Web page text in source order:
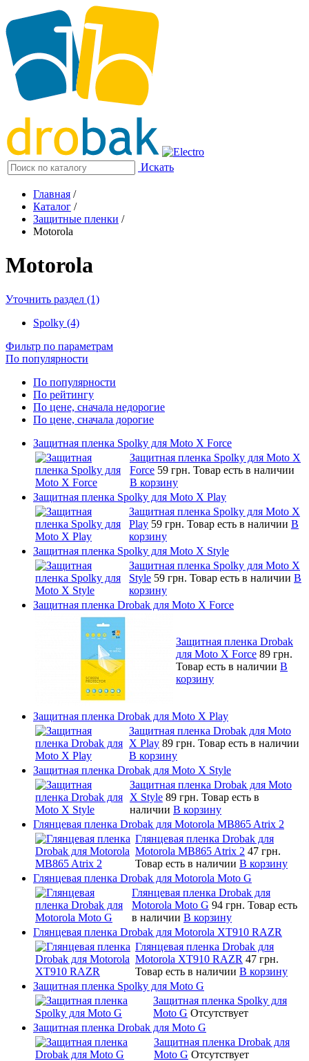
Искать
Главная /
Каталог /
Защитные пленки /
Motorola
Motorola
Уточнить раздел (1)
Spolky (4)
Фильтр по параметрам
По популярности
По популярности
По рейтингу
По цене, сначала недорогие
По цене, сначала дорогие
Защитная пленка Spolky для Moto X Force
Защитная пленка Spolky для Moto X
Force 59 грн. Товар есть в наличии
В корзину
Защитная пленка Spolky для Moto X Play
Защитная пленка Spolky для Moto X
Play 59 грн. Товар есть в наличии В
корзину
Защитная пленка Spolky для Moto X Style
Защитная пленка Spolky для Moto X
Style 59 грн. Товар есть в наличии В
корзину
Защитная пленка Drobak для Moto X Force
Защитная пленка Drobak
для Moto X Force 89 грн.
Товар есть в наличии В
корзину
Защитная пленка Drobak для Moto X Play
Защитная пленка Drobak для Moto
X Play 89 грн. Товар есть в наличии
В корзину
Защитная пленка Drobak для Moto X Style
Защитная пленка Drobak для Moto
X Style 89 грн. Товар есть в
наличии В корзину
Глянцевая пленка Drobak для Motorola MB865 Atrix 2
Глянцевая пленка Drobak для
Motorola MB865 Atrix 2 47 грн.
Товар есть в наличии В корзину
Глянцевая пленка Drobak для Motorola Moto G
Глянцевая пленка Drobak для
Motorola Moto G 94 грн. Товар есть
в наличии В корзину
Глянцевая пленка Drobak для Motorola XT910 RAZR
Глянцевая пленка Drobak для
Motorola XT910 RAZR 47 грн.
Товар есть в наличии В корзину
Защитная пленка Spolky для Moto G
Защитная пленка Spolky для
Moto G Отсутствует
Защитная пленка Drobak для Moto G
Защитная пленка Drobak для
Moto G Отсутствует